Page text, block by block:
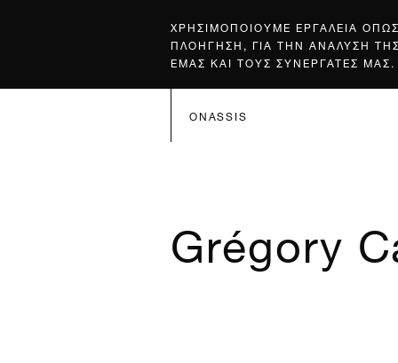
ΧΡΗΣΙΜΟΠΟΙΟΥΜΕ ΕΡΓΑΛΕΙΑ
ΠΛΟΗΓΗΣΗ, ΓΙΑ ΤΗΝ ΑΝΑΛΥΣΗ
ΕΜΑΣ ΚΑΙ ΤΟΥΣ ΣΥΝΕΡΓΑΤΕΣ ΜΑΣ.
ONASSIS
Grégory